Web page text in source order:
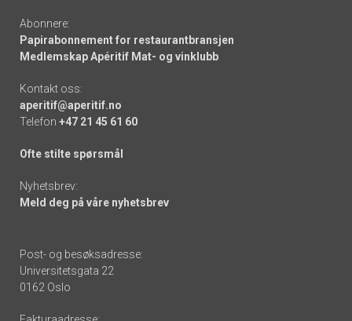
Abonnere:
Papirabonnement for restaurantbransjen
Medlemskap Apéritif Mat- og vinklubb
Kontakt oss:
aperitif@aperitif.no
Telefon +47 21 45 61 60
Ofte stilte spørsmål
Nyhetsbrev:
Meld deg på våre nyhetsbrev
Post- og besøksadresse:
Universitetsgata 22
0162 Oslo